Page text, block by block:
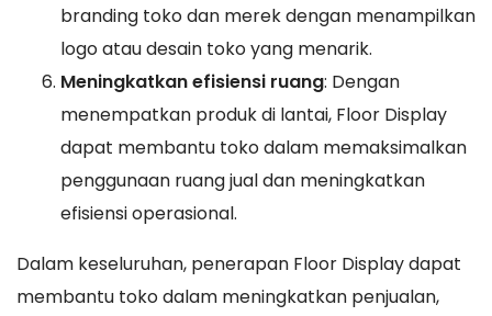
branding toko dan merek dengan menampilkan
logo atau desain toko yang menarik.
Meningkatkan efisiensi ruang: Dengan
menempatkan produk di lantai, Floor Display
dapat membantu toko dalam memaksimalkan
penggunaan ruang jual dan meningkatkan
efisiensi operasional.
Dalam keseluruhan, penerapan Floor Display dapat
membantu toko dalam meningkatkan penjualan,